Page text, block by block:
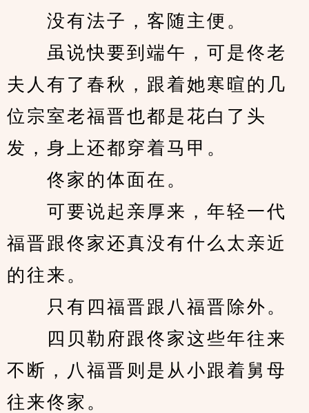
没有法子，客随主便。
虽说快要到端午，可是佟老
夫人有了春秋，跟着她寒暄的几
位宗室老福晋也都是花白了头
发，身上还都穿着马甲。
佟家的体面在。
可要说起亲厚来，年轻一代
福晋跟佟家还真没有什么太亲近
的往来。
只有四福晋跟八福晋除外。
四贝勒府跟佟家这些年往来
不断，八福晋则是从小跟着舅母
往来佟家。